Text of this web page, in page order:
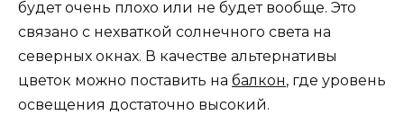
будет очень плохо или не будет вообще. Это
связано с нехваткой солнечного света на
северных окнах. В качестве альтернативы
цветок можно поставить на балкон, где уровень
освещения достаточно высокий.